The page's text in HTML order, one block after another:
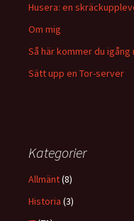
Husera: en
Om mig
Så här kommer du igång
Sätt upp en Tor-server
Kategorier
Allmänt(8)
Historia (3)